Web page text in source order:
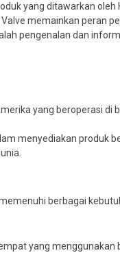
yang ditawarkan
memainkan peran
pengenalan dan
yang beroperasi
menyediakan produk
berbagai
yang menggunakan